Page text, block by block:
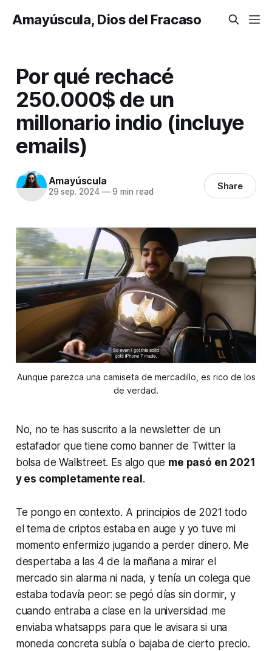
Amayúscula, Dios del Fracaso
Por qué rechacé
250.000$ de un
millonario indio (incluye
emails)
Amayúscula
29 sep. 2024 —9 min read Share
Aunque parezca una camiseta de mercadillo, es rico de los
de verdad.
No, no te has suscrito a la newsletter de un
estafador que tiene como banner de Twitter la
bolsa de Wallstreet. Es algo que me pasó en 2021
y es completamente real .
Te pongo en contexto. A principios de 2021 todo
el tema de criptos estaba en auge y yo tuve mi
momento enfermizo jugando a perder dinero. Me
despertaba a las 4 de la mañana a mirar el
mercado sin alarma ni nada, y tenía un colega que
estaba todavía peor: se pegó días sin dormir, y
cuando entraba a clase en la universidad me
enviaba whatsapps para que le avisara si una
moneda concreta subía o bajaba de cierto precio.